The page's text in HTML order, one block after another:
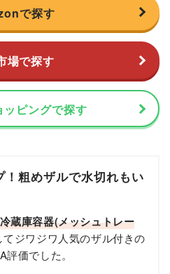
で探す
場で探す
ピングで探す
粗めザルで水切れもい
蔵庫容器(メッシュトレー
ジワジワ人気のザル付きの
価でした。